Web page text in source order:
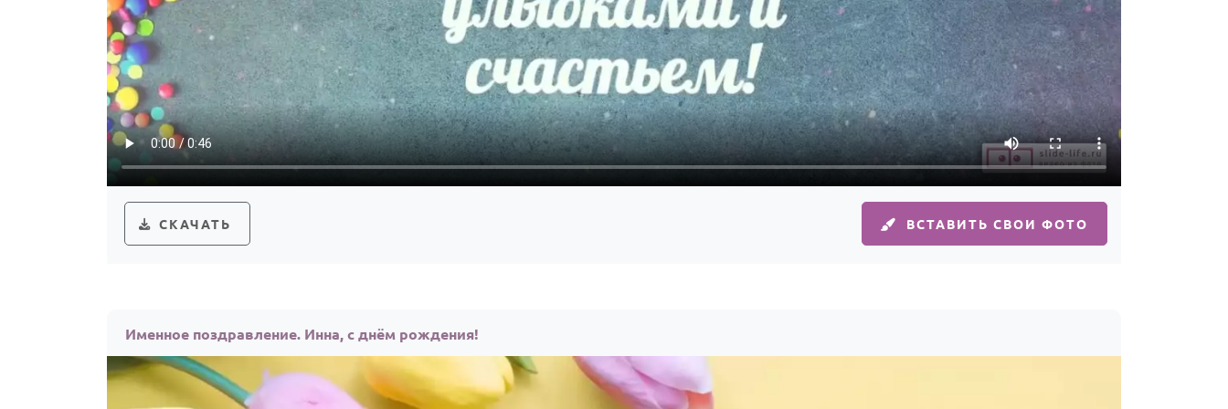
СКАЧАТЬ ВСТАВИТЬ СВОИ ФОТО
Именное поздравление. Инна, с днём рождения!